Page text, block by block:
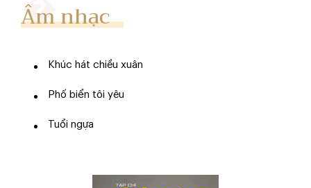
Âm nhạc
Khúc hát chiều xuân
Phố biển tôi yêu
Tuổi ngựa